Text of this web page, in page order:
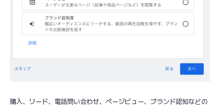
購入、リード、電話問い合わせ、ページビュー、ブランド認知などの